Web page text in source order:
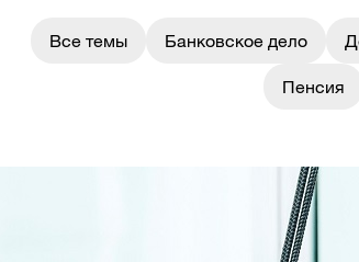
Все темы Банковское дело
Пенсия